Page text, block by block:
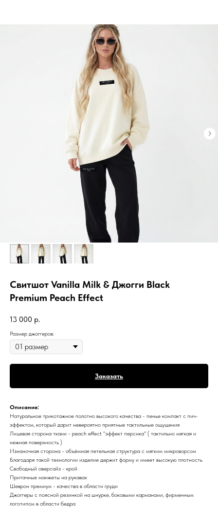
Свитшот Vanilla Milk & Джогги Black
Premium Peach Effect
13 000 р.
Размер джоггеров:
Заказать
Описание:
Натуральное трикотажное полотно высокого качества - пенье компакт с пич-
эффектом, который дарит невероятно приятные тактильные ощущения
Лицевая сторона ткани - peach effect "эффект персика" ( тактильно мягкая и
нежная поверхность )
Изнаночная сторона - объёмная петельная структура с мягким микроворсом
Благодаря такой технологии изделие держит форму и имеет высокую плотность
Свободный оверсайз - крой
Притачные манжеты на рукавах
Шеврон премиум - качества в области груди
Джоггеры с поясной резинкой на шнурке, боковыми карманами, фирменным
логотипом в области бедра